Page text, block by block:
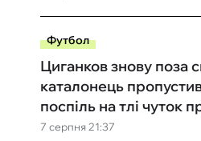
Футбол
7 серпня 21:37
Циганков знову поза
каталонець
поспіль на тлі чуток